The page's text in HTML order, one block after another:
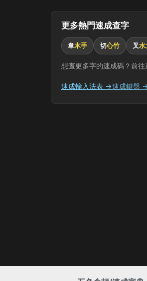
更多熱門速成查字
韋木手 切心竹 叉水
想查更多字的速成碼？前往
速成輸入法表 →速成鍵盤